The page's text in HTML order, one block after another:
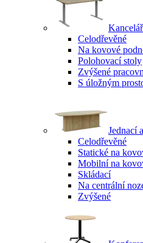
Celodřevěné
Na kovové
Polohovací stoly
Zvýšené
S úložným
Jednací
Celodřevěné
Statické na
Mobilní na
Skládací
Na centrální
Zvýšené